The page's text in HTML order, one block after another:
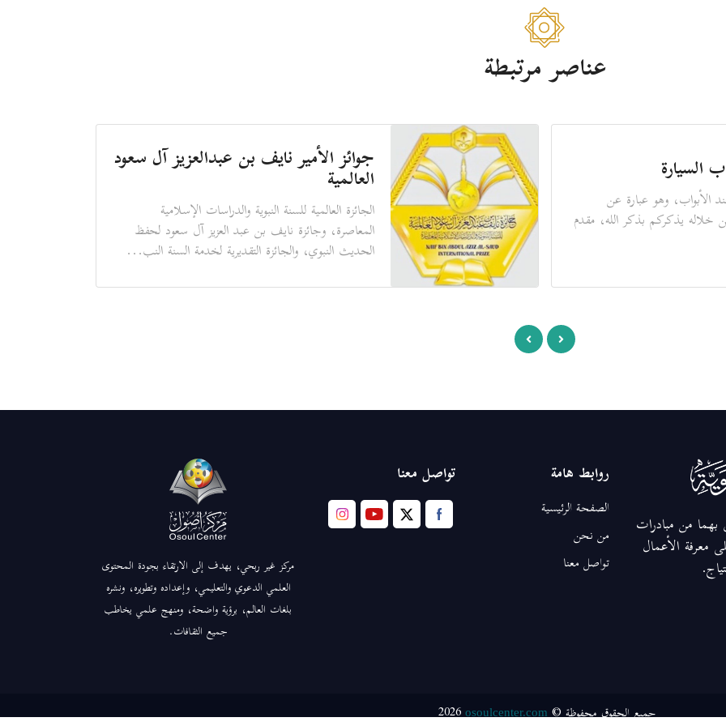
عناصر مرتبطة
السيارة
الأبواب، وهو عبارة عن
خلاله يذكركم بذكر الله، مقدم
جوائز الأمير نايف بن عبدالعزيز آل سعود
العالمية
الجائزة العالمية للسنة النبوية والدراسات الإسلامية
المعاصرة، وجائزة نايف بن عبد العزيز آل سعود لحفظ
الحديث النبوي، والجائزة التقديرية لخدمة السنة النب...
بهما من مبادرات
معرفة الأعمال
روابط هامة
الصفحة الرئيسية
من نحن
تواصل معنا
تواصل معنا
مركز غير ربحي، يهدف إلى الارتقاء بجودة المحتوى
العلمي الدعوي والتعليمي، وإعداده وتطويره، ونشره
بلغات العالم، برؤية واضحة، ومنهج علمي يخاطب
جميع الثقافات.
جميع الحقوق محفوظة ©osoulcenter.com
2026